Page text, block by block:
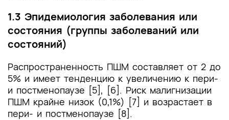
Приложение В. Информация для пациента
Приложение Г1-ГN. Шкалы оценки, вопросники
и другие оценочные инструменты состояния
рекомендациях
1.3 Эпидемиология заболевания или
состояния (группы заболеваний или
состояний)
Распространенность ПШМ составляет от 2 до
5% и имеет тенденцию к увеличению к пери-
и постменопаузе [5], [6]. Риск малигнизации
ПШМ крайне низок (0,1%) [7] и возрастает в
пери- и постменопаузе [8].